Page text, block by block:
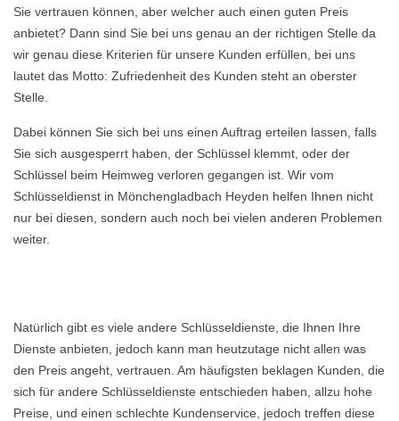
Sie vertrauen können, aber welcher auch einen guten Preis
anbietet? Dann sind Sie bei uns genau an der richtigen Stelle da
wir genau diese Kriterien für unsere Kunden erfüllen, bei uns
lautet das Motto: Zufriedenheit des Kunden steht an oberster
Stelle.
Dabei können Sie sich bei uns einen Auftrag erteilen lassen, falls
Sie sich ausgesperrt haben, der Schlüssel klemmt, oder der
Schlüssel beim Heimweg verloren gegangen ist. Wir vom
Schlüsseldienst in Mönchengladbach Heyden helfen Ihnen nicht
nur bei diesen, sondern auch noch bei vielen anderen Problemen
weiter.
Natürlich gibt es viele andere Schlüsseldienste, die Ihnen Ihre
Dienste anbieten, jedoch kann man heutzutage nicht allen was
den Preis angeht, vertrauen. Am häufigsten beklagen Kunden, die
sich für andere Schlüsseldienste entschieden haben, allzu hohe
Preise, und einen schlechte Kundenservice, jedoch treffen diese